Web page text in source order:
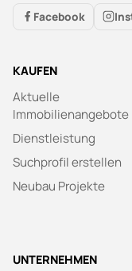
Facebook
KAUFEN
Aktuelle
Immobilienangebote
Dienstleistung
Suchprofil erstellen
Neubau Projekte
UNTERNEHMEN